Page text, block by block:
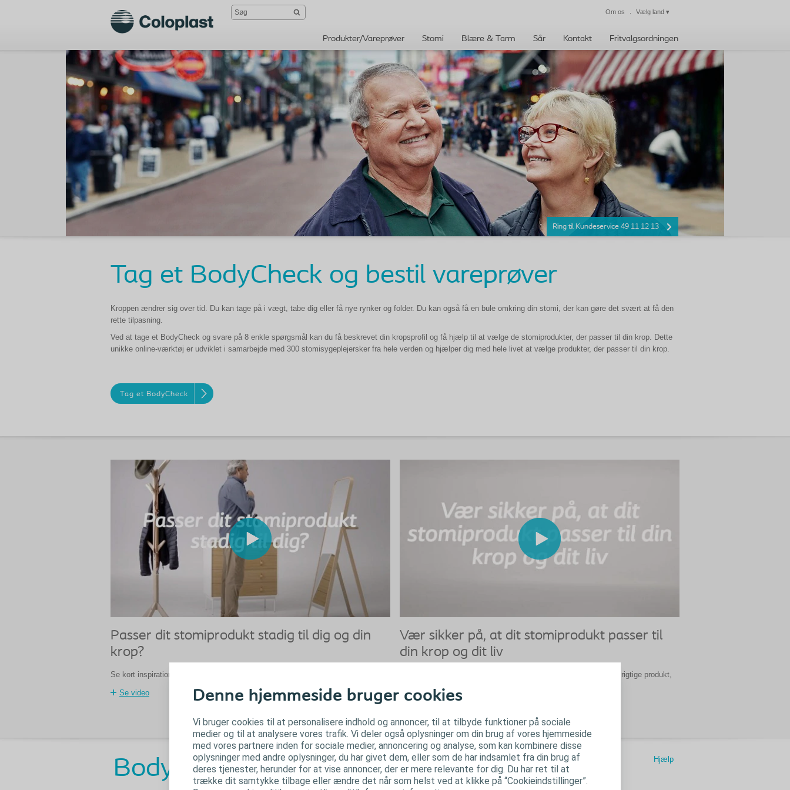
Denne hjemmeside bruger cookies
Vi bruger cookies til at personalisere indhold og annoncer, til at tilbyde funktioner på sociale
medier og til at analysere vores trafik. Vi deler også oplysninger om din brug af vores hjemmeside
med vores partnere inden for sociale medier, annoncering og analyse, som kan kombinere disse
oplysninger med andre oplysninger, du har givet dem, eller som de har indsamlet fra din brug af
deres tjenester, herunder for at vise annoncer, der er mere relevante for dig. Du har ret til at
trække dit samtykke tilbage eller ændre det når som helst ved at klikke på “Cookieindstillinger”.
Luk
Om os Vælg land ▾
Produkter/Vareprøver Stomi Blære & Tarm Sår Kontakt Fritvalgsordningen
Ring til Kundeservice 49 11 12 13
Tag et BodyCheck og bestil vareprøver
Kroppen ændrer sig over tid. Du kan tage på i vægt, tabe dig eller få nye rynker og folder. Du kan også få en bule omkring din stomi, der kan gøre det svært at få den
rette tilpasning.
Ved at tage et BodyCheck og svare på 8 enkle spørgsmå l kan du få beskrevet din kropsprofil og få hjæ lp til at væ lge de stomiprodukter, der passer til din krop. Dette
unikke online-værktøj er udviklet i samarbejde med 300 stomisygeplejersker fra hele verden og hjæ lper dig med hele livet at væ lge produkter, der passer til din krop.
Tag et BodyCheck
Passer dit stomiprodukt stadig til dig og din
krop?
Se kort inspirationsvideo her.
Se video
Vær sikker på, at dit stomiprodukt passer til
din krop og dit liv
Kroppen udvikler sig over tid. Vær derfor sikker på, at du har det rigtige produkt,
BodyCheck Hjælp